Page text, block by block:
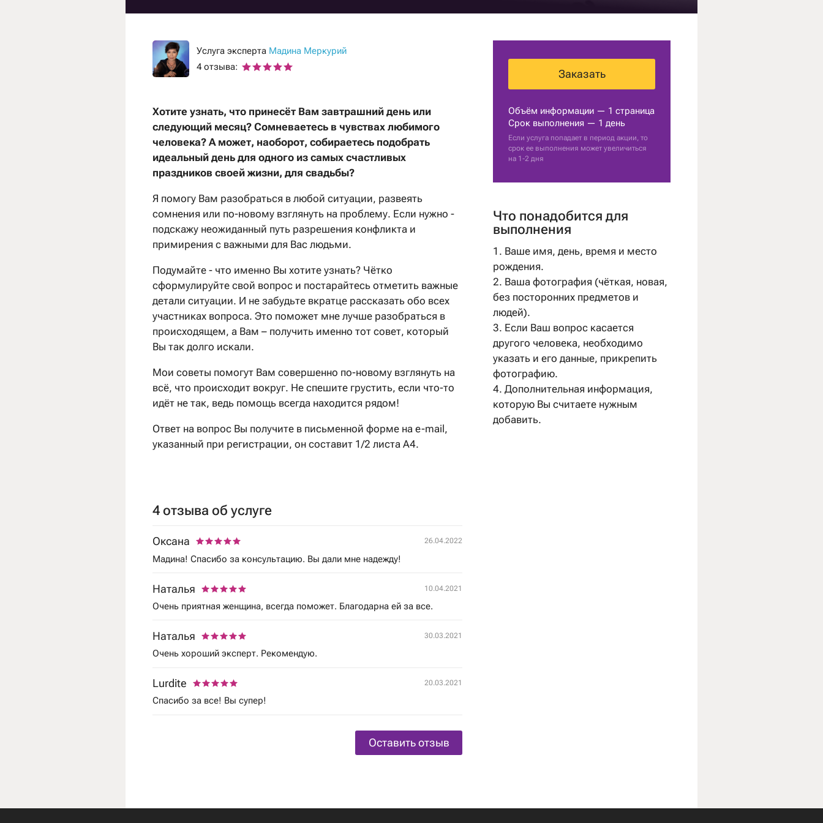
Гадание на мужа
Гадание на работу
Советы гадалки
Карта судьбы
психологи
Нумерология рождения
Гадание по руке
Оракулы
Маги
Шаманы
Услуга эксперта Мадина Меркурий
4 отзыва:
Хотите узнать, что принесёт Вам завтрашний день или
следующий месяц? Сомневаетесь в чувствах любимого
человека? А может, наоборот, собираетесь подобрать
идеальный день для одного из самых счастливых
праздников своей жизни, для свадьбы?
Я помогу Вам разобраться в любой ситуации, развеять
сомнения или по-новому взглянуть на проблему. Если нужно -
подскажу неожиданный путь разрешения конфликта и
примирения с важными для Вас людьми.
Подумайте - что именно Вы хотите узнать? Чётко
сформулируйте свой вопрос и постарайтесь отметить важные
детали ситуации. И не забудьте вкратце рассказать обо всех
участниках вопроса. Это поможет мне лучше разобраться в
происходящем, а Вам – получить именно тот совет, который
Вы так долго искали.
Мои советы помогут Вам совершенно по-новому взглянуть на
всё, что происходит вокруг. Не спешите грустить, если что-то
идёт не так, ведь помощь всегда находится рядом!
Ответ на вопрос Вы получите в письменной форме на e-mail,
указанный при регистрации, он составит 1/2 листа А4.
4 отзыва об услуге
Оксана 26.04.2022
Мадина! Спасибо за консультацию. Вы дали мне надежду!
Наталья 10.04.2021
Очень приятная женщина, всегда поможет. Благодарна ей за все.
Наталья 30.03.2021
Очень хороший эксперт. Рекомендую.
Lurdite 20.03.2021
Спасибо за все! Вы супер!
Оставить отзыв
Заказать
Объём информации — 1 страница
Срок выполнения — 1 день
Если услуга попадает в период акции, то
срок ее выполнения может увеличиться
на 1-2 дня
Что понадобится для
выполнения
1. Ваше имя, день, время и место
рождения.
2. Ваша фотография (чёткая, новая,
без посторонних предметов и
людей).
3. Если Ваш вопрос касается
другого человека, необходимо
указать и его данные, прикрепить
фотографию.
4. Дополнительная информация,
которую Вы считаете нужным
добавить.